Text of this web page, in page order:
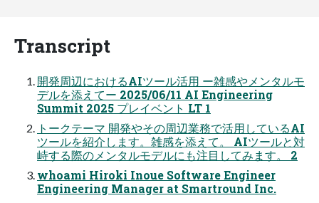
Transcript
開発周辺におけるAIツール活用 ー雑感やメンタルモ
デルを添えてー 2025/06/11 AI Engineering
Summit 2025 プレイベント LT 1
トークテーマ 開発やその周辺業務で活用しているAI
ツールを紹介します。雑感を添えて。 AIツールと対
峙する際のメンタルモデルにも注目してみます。 2
whoami Hiroki Inoue Software Engineer
Engineering Manager at Smartround Inc.